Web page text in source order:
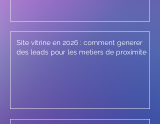
Site vitrine en 2026 : comment generer
des leads pour les metiers de proximite